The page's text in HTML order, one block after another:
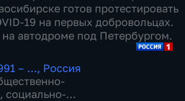
готов протестировать
19 на первых добровольцах.
автодроме под Петербургом.
– …, Россия
, социально-